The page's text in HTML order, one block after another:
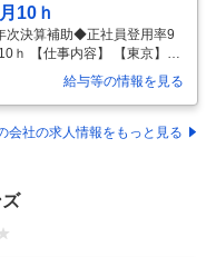
10ｈ
次決算補助◆正社員登用率9
ｈ 【仕事内容】 【東京】経
／官公庁など取引◆実働7.5
広い業務でスキルアップ／創
あり／土日祝休／就業環境
営やドクターヘリ事業、ド
担当として下記の業務をお
が中心となり
給与等の情報を見る
会社の求人情報をもっと見る